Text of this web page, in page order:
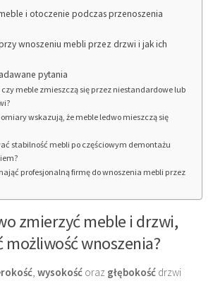
i otoczenie podczas przenoszenia
wnoszeniu mebli przez drzwi i jak ich
pytania
meble zmieszczą się przez niestandardowe lub
wskazują, że meble ledwo mieszczą się
stabilność mebli po częściowym demontażu
profesjonalną firmę do wnoszenia mebli przez
zmierzyć meble i drzwi,
możliwość wnoszenia?
wysokość oraz głębokość drzwi